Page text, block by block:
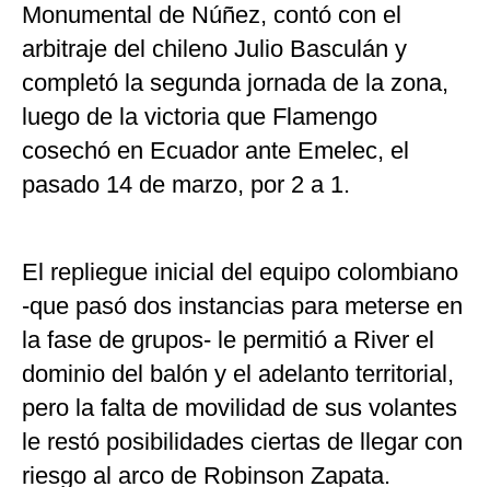
Monumental de Núñez, contó con el
arbitraje del chileno Julio Basculán y
completó la segunda jornada de la zona,
luego de la victoria que Flamengo
cosechó en Ecuador ante Emelec, el
pasado 14 de marzo, por 2 a 1.
El repliegue inicial del equipo colombiano
-que pasó dos instancias para meterse en
la fase de grupos- le permitió a River el
dominio del balón y el adelanto territorial,
pero la falta de movilidad de sus volantes
le restó posibilidades ciertas de llegar con
riesgo al arco de Robinson Zapata.